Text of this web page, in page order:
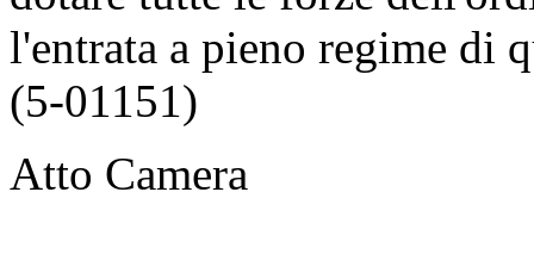
l'entrata a pieno regime di
(5-01151)
Atto Camera